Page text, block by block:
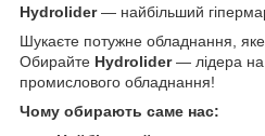
Hydrolider— найбільший
Шукаєте потужне обладнання,
Обирайте Hydrolider— лідера на
промислового обладнання!
Чому обирають саме нас: